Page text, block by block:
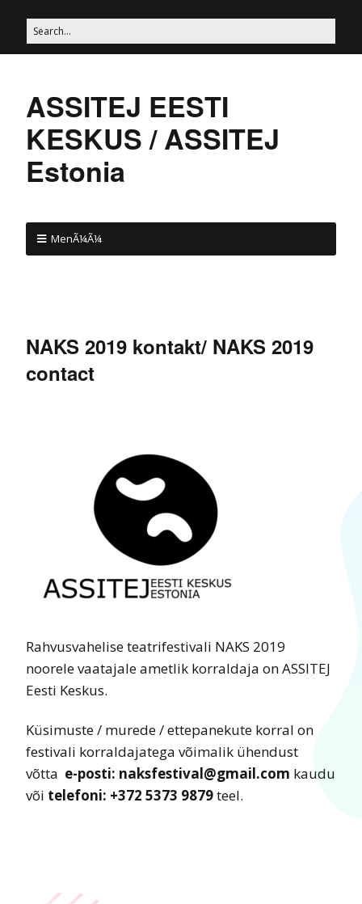
ASSITEJ EESTI
KESKUS / ASSITEJ
Estonia
MenÃ¼Ã¼
NAKS 2019 kontakt/ NAKS 2019
contact
Rahvusvahelise teatrifestivali NAKS 2019
noorele vaatajale ametlik korraldaja on ASSITEJ
Eesti Keskus.
Küsimuste / murede / ettepanekute korral on
festivali korraldajatega võimalik ühendust
võtta e-posti: naksfestival@gmail.com kaudu
või telefoni: +372 5373 9879teel.